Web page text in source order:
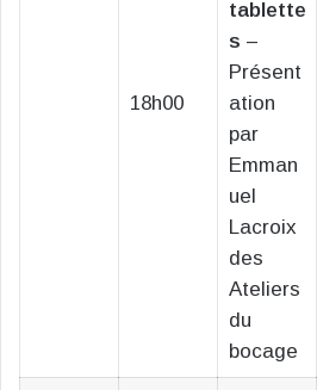
18h00
tablette
s –
Présent
ation
par
Emman
uel
Lacroix
des
Ateliers
du
bocage